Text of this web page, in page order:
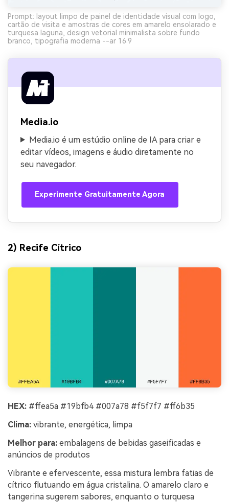
Prompt: layout limpo de painel de identidade visual com logo,
cartão de visita e amostras de cores em amarelo ensolarado e
turquesa laguna, design vetorial minimalista sobre fundo
branco, tipografia moderna --ar 16:9
Media.io
Media.io é um estúdio online de IA para criar e
editar vídeos, imagens e áudio diretamente no
seu navegador.
Experimente Gratuitamente Agora
2) Recife Cítrico
HEX: #ffea5a #19bfb4 #007a78 #f5f7f7 #ff6b35
Clima: vibrante, energética, limpa
Melhor para: embalagens de bebidas gaseificadas e
anúncios de produtos
Vibrante e efervescente, essa mistura lembra fatias de
cítrico flutuando em água cristalina. O amarelo claro e
tangerina sugerem sabores, enquanto o turquesa